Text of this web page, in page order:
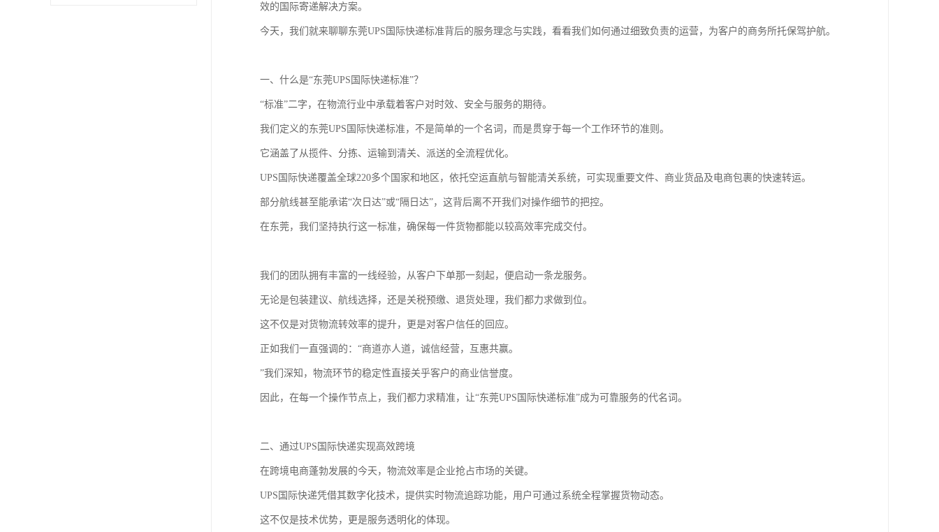
效的国际寄递解决方案。
今天，我们就来聊聊东莞UPS国际快递标准背后的服务理念与实践，看看我们如何通过细致负责的运营，为客户的商务所托保驾护航。
一、什么是“东莞UPS国际快递标准”？
“标准”二字，在物流行业中承载着客户对时效、安全与服务的期待。
我们定义的东莞UPS国际快递标准，不是简单的一个名词，而是贯穿于每一个工作环节的准则。
它涵盖了从揽件、分拣、运输到清关、派送的全流程优化。
UPS国际快递覆盖全球220多个国家和地区，依托空运直航与智能清关系统，可实现重要文件、商业货品及电商包裹的快速转运。
部分航线甚至能承诺“次日达”或“隔日达”，这背后离不开我们对操作细节的把控。
在东莞，我们坚持执行这一标准，确保每一件货物都能以较高效率完成交付。
我们的团队拥有丰富的一线经验，从客户下单那一刻起，便启动一条龙服务。
无论是包装建议、航线选择，还是关税预缴、退货处理，我们都力求做到位。
这不仅是对货物流转效率的提升，更是对客户信任的回应。
正如我们一直强调的：“商道亦人道，诚信经营，互惠共赢。
”我们深知，物流环节的稳定性直接关乎客户的商业信誉度。
因此，在每一个操作节点上，我们都力求精准，让“东莞UPS国际快递标准”成为可靠服务的代名词。
二、通过UPS国际快递实现高效跨境
在跨境电商蓬勃发展的今天，物流效率是企业抢占市场的关键。
UPS国际快递凭借其数字化技术，提供实时物流追踪功能，用户可通过系统全程掌握货物动态。
这不仅是技术优势，更是服务透明化的体现。